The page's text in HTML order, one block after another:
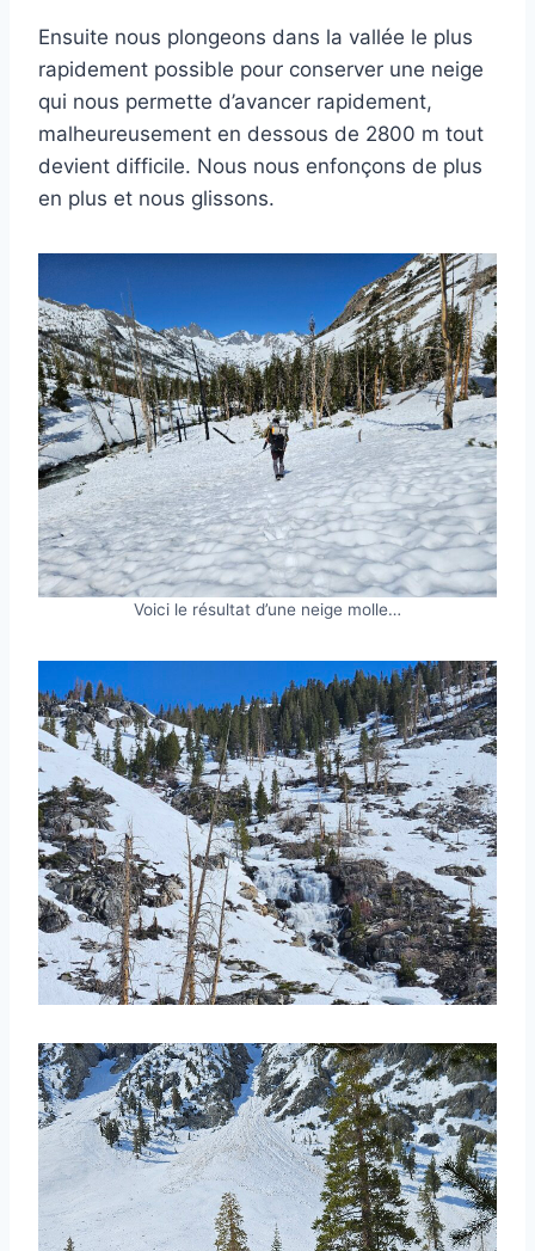
Ensuite nous plongeons dans la vallée le plus
rapidement possible pour conserver une neige
qui nous permette d’avancer rapidement,
malheureusement en dessous de 2800 m tout
devient difficile. Nous nous enfonçons de plus
en plus et nous glissons.
Voici le résultat d’une neige molle…